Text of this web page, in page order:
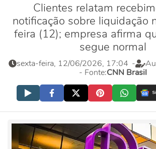
Clientes relatam
notificação sobre liquidação
feira (12); empresa afirma
segue normal
sexta-feira, 12/06/2026, 17:04 -
- Fonte:CNN Brasil